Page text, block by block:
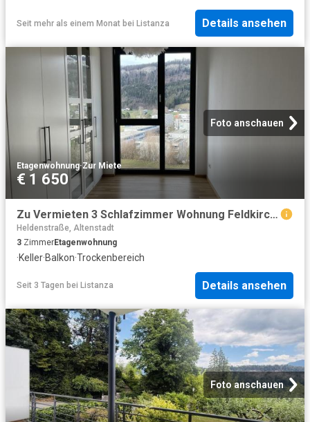
Seit mehr als einem Monat bei Listanza Details ansehen
Foto anschauen
Etagenwohnung·Zur Miete
€ 1 650
Zu Vermieten 3 Schlafzimmer Wohnung Feldkirch AUT DS104798491
Heldenstraße, Altenstadt
3 ZimmerEtagenwohnung
·Keller·Balkon·Trockenbereich
Seit 3 Tagen bei Listanza Details ansehen
Foto anschauen